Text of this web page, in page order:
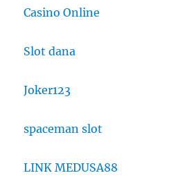
Casino Online
Slot dana
Joker123
spaceman slot
LINK MEDUSA88